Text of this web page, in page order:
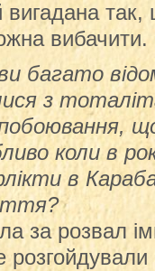
вигадана
вибачити.
багато
з
коли в
в
за розвал